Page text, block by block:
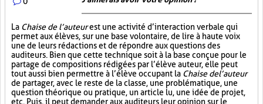
La Chaise de l’auteurest une activité d’interaction verbale qui
permet aux élèves, sur une base volontaire, de lire à haute voix
une de leurs rédactions et de répondre aux questions des
auditeurs. Bien que cette technique soit à la base conçue pour le
partage de compositions rédigées par l’élève auteur, elle peut
tout aussi bien permettre à l’élève occupant la Chaise de l’auteur
de partager, avec le reste de la classe, une problématique, une
question théorique ou pratique, un article lu, une idée de projet,
etc. Puis, il peut demander aux auditeurs leur opinion sur le